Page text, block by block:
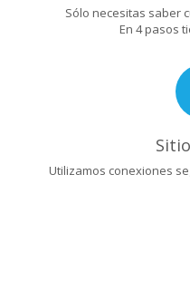
Sólo necesitas saber
En 4 pasos
Utilizamos conexiones